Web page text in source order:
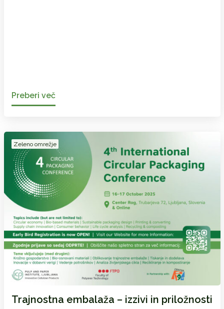
Preberi več
Zeleno omrežje
Trajnostna embalaža – izzivi in priložnosti